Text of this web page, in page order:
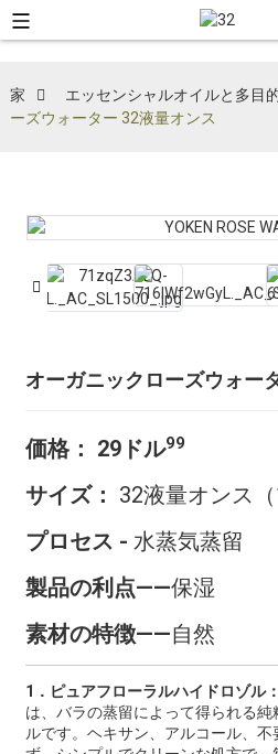
家 エッセンシャルオイルと多目
ーズウォーター 32液量オンス
オーガニックローズウォー
価格： 29ドル99
サイズ： 32液量オンス（
プロセス - 水蒸気蒸留
製品の利点——保湿
素材の特徴——自然
1．ピュアフローラルハイドロゾル：
は、バラの蒸留によって得られる
ルです。ヘキサン、アルコール、